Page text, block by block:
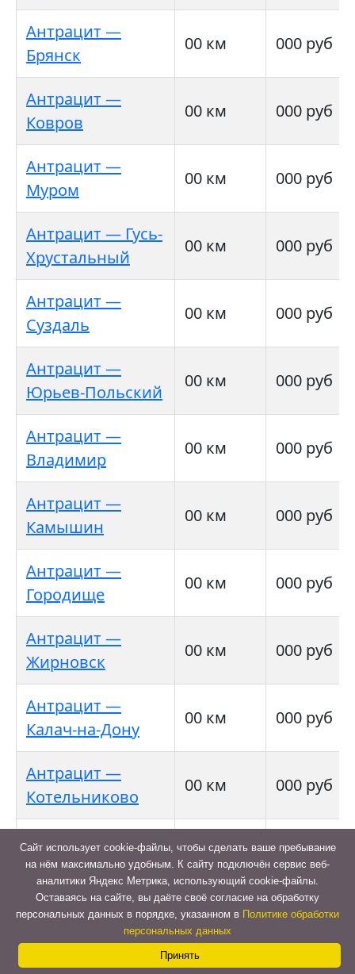
Антрацит —
Брянск
00 км 000 руб
Антрацит —
Ковров
00 км 000 руб
Антрацит —
Муром
00 км 000 руб
Антрацит — Гусь-
Хрустальный
00 км 000 руб
Антрацит —
Суздаль
00 км 000 руб
Антрацит —
Юрьев-Польский
00 км 000 руб
Антрацит —
Владимир
00 км 000 руб
Антрацит —
Камышин
00 км 000 руб
Антрацит —
Городище
00 км 000 руб
Антрацит —
Жирновск
00 км 000 руб
Антрацит —
Калач-на-Дону
00 км 000 руб
Антрацит —
Котельниково
00 км 000 руб
Антрацит —
Котово
00 км 000 руб
Антрацит —
00 км 000 руб
Принять
Сайт использует cookie-файлы, чтобы сделать ваше пребывание
на нём максимально удобным. К cайту подключён сервис веб-
аналитики Яндекс Метрика, использующий cookie-файлы.
Оставаясь на сайте, вы даёте своё согласие на обработку
персональных данных в порядке, указанном в Политике обработки
персональных данных